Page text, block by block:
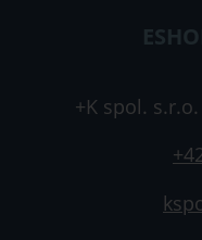
+K spol.